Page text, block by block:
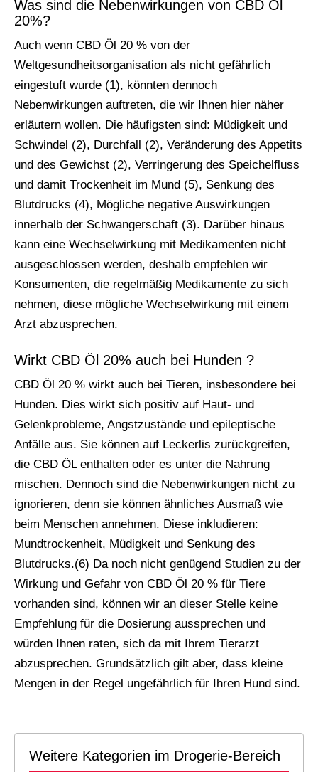
Was sind die Nebenwirkungen von CBD Öl
20%?
Auch wenn CBD Öl 20 % von der
Weltgesundheitsorganisation als nicht gefährlich
eingestuft wurde (1), könnten dennoch
Nebenwirkungen auftreten, die wir Ihnen hier näher
erläutern wollen. Die häufigsten sind: Müdigkeit und
Schwindel (2), Durchfall (2), Veränderung des Appetits
und des Gewichst (2), Verringerung des Speichelfluss
und damit Trockenheit im Mund (5), Senkung des
Blutdrucks (4), Mögliche negative Auswirkungen
innerhalb der Schwangerschaft (3). Darüber hinaus
kann eine Wechselwirkung mit Medikamenten nicht
ausgeschlossen werden, deshalb empfehlen wir
Konsumenten, die regelmäßig Medikamente zu sich
nehmen, diese mögliche Wechselwirkung mit einem
Arzt abzusprechen.
Wirkt CBD Öl 20% auch bei Hunden ?
CBD Öl 20 % wirkt auch bei Tieren, insbesondere bei
Hunden. Dies wirkt sich positiv auf Haut- und
Gelenkprobleme, Angstzustände und epileptische
Anfälle aus. Sie können auf Leckerlis zurückgreifen,
die CBD ÖL enthalten oder es unter die Nahrung
mischen. Dennoch sind die Nebenwirkungen nicht zu
ignorieren, denn sie können ähnliches Ausmaß wie
beim Menschen annehmen. Diese inkludieren:
Mundtrockenheit, Müdigkeit und Senkung des
Blutdrucks.(6) Da noch nicht genügend Studien zu der
Wirkung und Gefahr von CBD Öl 20 % für Tiere
vorhanden sind, können wir an dieser Stelle keine
Empfehlung für die Dosierung aussprechen und
würden Ihnen raten, sich da mit Ihrem Tierarzt
abzusprechen. Grundsätzlich gilt aber, dass kleine
Mengen in der Regel ungefährlich für Ihren Hund sind.
Weitere Kategorien im Drogerie-Bereich